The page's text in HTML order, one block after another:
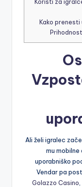
Koristi za
Ali želi igralec
mu
uporabniško
Vendar pa
Golazzo Casino